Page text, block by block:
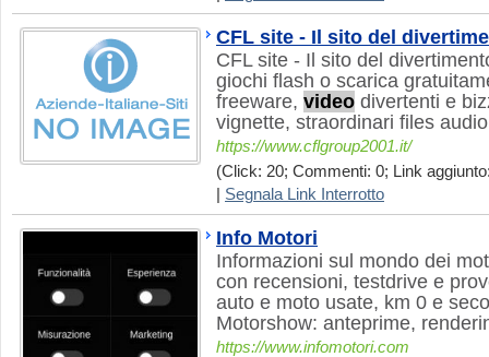
CFL site - Il sito del
CFL site - Il sito del
giochi flash o scarica
freeware, video divertenti e
vignette, straordinari files
https://www.cflgroup2001.it/
(Click: 20; Commenti: 0; Link
Segnala Link Interrotto
Info Motori
Informazioni sul mondo dei
con recensioni, testdrive e
auto e moto usate, km 0 e
Motorshow: anteprime,
https://www.infomotori.com